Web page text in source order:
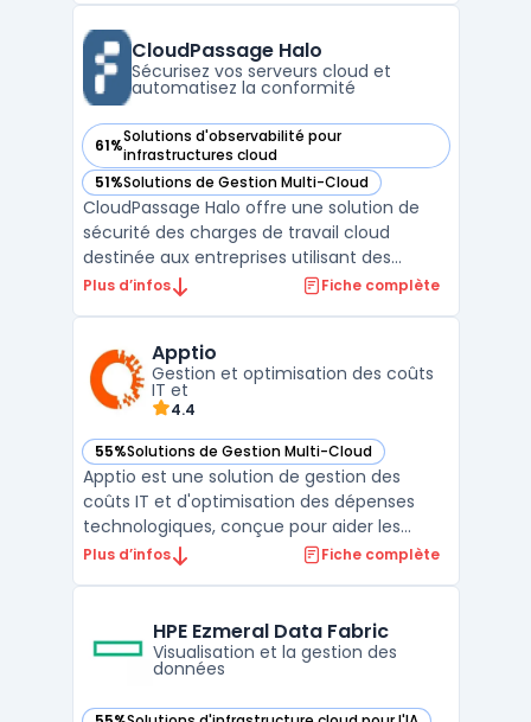
constitue un enjeu pour les équipes de dire
CloudPassage Halo
Sécurisez vos serveurs cloud et
automatisez la conformité
61%Solutions d'observabilité pour
infrastructures cloud
— voir CloudPassage Halo dans cette catégorie
51%Solutions de Gestion Multi-Cloud
— voir CloudPassage Halo dans cette catégorie
CloudPassage Halo offre une solution de
sécurité des charges de travail cloud
destinée aux entreprises utilisant des
serveurs virtuels sur des environnements
les exigences de conformité et de
surveillance continue a ...
Plus d’infos Fiche complète
Apptio
Gestion et optimisation des coûts
IT et
4.4
55%Solutions de Gestion Multi-Cloud
— voir Apptio dans cette catégorie
Apptio est une solution de gestion des
coûts IT et d'optimisation des dépenses
technologiques, conçue pour aider les
entreprises à mieux comprendre, analyser
Apptio offre une visibilité complète des
dépenses IT en regroupant les do ...
Plus d’infos Fiche complète
HPE Ezmeral Data Fabric
Visualisation et la gestion des
données